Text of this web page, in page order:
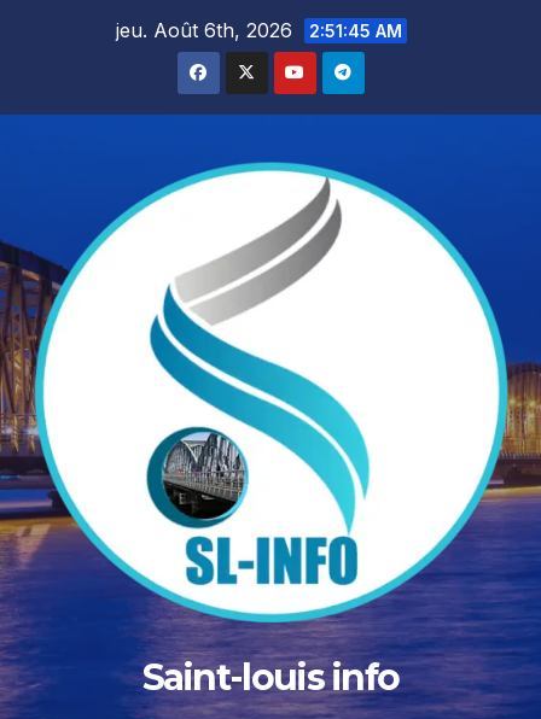
jeu. Août 6th, 2026 2:51:47 AM
Saint-louis info